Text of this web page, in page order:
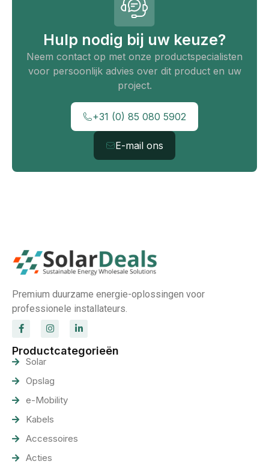
Hulp nodig bij uw keuze?
Neem contact op met onze productspecialisten
voor persoonlijk advies over dit product en uw
project.
+31 (0) 85 080 5902
E-mail ons
Premium duurzame energie-oplossingen voor
professionele installateurs.
Productcategorieën
Solar
Opslag
e-Mobility
Kabels
Accessoires
Acties